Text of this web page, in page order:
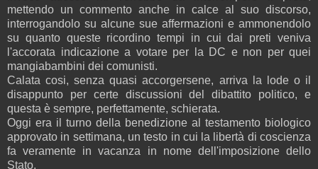
mettendo un commento anche in calce al suo discorso,
interrogandolo su alcune sue affermazioni e ammonendolo
su quanto queste ricordino tempi in cui dai preti veniva
l'accorata indicazione a votare per la DC e non per quei
mangiabambini dei comunisti.
Calata cosi, senza quasi accorgersene, arriva la lode o il
disappunto per certe discussioni del dibattito politico, e
questa è sempre, perfettamente, schierata.
Oggi era il turno della benedizione al testamento biologico
approvato in settimana, un testo in cui la libertà di coscienza
fa veramente in vacanza in nome dell'imposizione dello
Stato.